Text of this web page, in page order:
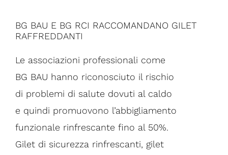
BG BAU E BG RCI RACCOMANDANO GILET
RAFFREDDANTI
Le associazioni professionali come
BG BAU hanno riconosciuto il rischio
di problemi di salute dovuti al caldo
e quindi promuovono l’abbigliamento
funzionale rinfrescante fino al 50%.
Gilet di sicurezza rinfrescanti, gilet